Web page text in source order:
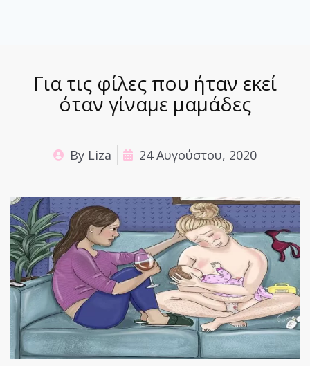
Για τις φίλες που ήταν εκεί
όταν γίναμε μαμάδες
By Liza 24 Αυγούστου, 2020